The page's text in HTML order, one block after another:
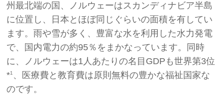
州最北端の国、ノルウェーはスカンディナビア半島
に位置し、日本とほぼ同じぐらいの面積を有してい
ます。雨や雪が多く、豊富な水を利用した水力発電
で、国内電力の約95％をまかなっています。同時
に、ノルウェーは1人あたりの名目GDPも世界第3位
*1 、医療費と教育費は原則無料の豊かな福祉国家な
のです。